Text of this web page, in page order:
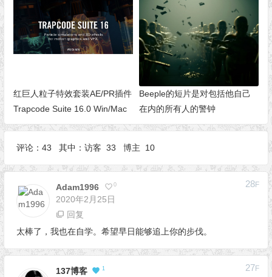
拟）
5 新功能）
红巨人粒子特效套装AE/PR插件
Trapcode Suite 16.0 Win/Mac
Beeple的短片是对包括他自己
在内的所有人的警钟
评论：43 其中：访客 33 博主 10
Adam1996 0
2020年2月25日
28F
回复
太棒了，我也在自学。希望早日能够追上你的步伐。
137博客 1 27F